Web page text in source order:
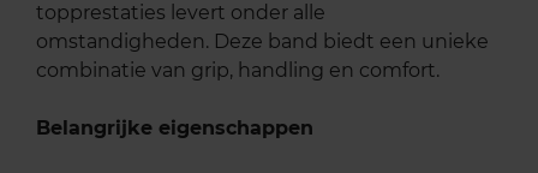
topprestaties levert onder alle
omstandigheden. Deze band biedt een unieke
combinatie van grip, handling en comfort.
Belangrijke eigenschappen